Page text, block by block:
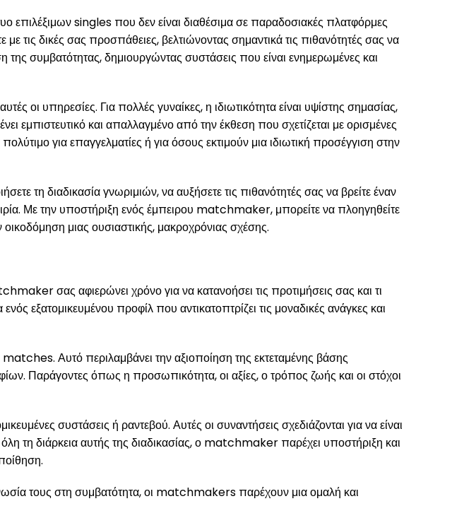
επιλέξιμων singles που δεν είναι διαθέσιμα σε παραδοσιακές πλατφόρμες
τις δικές σας προσπάθειες, βελτιώνοντας σημαντικά τις πιθανότητές σας να
συμβατότητας, δημιουργώντας συστάσεις που είναι ενημερωμένες και
οι υπηρεσίες. Για πολλές γυναίκες, η ιδιωτικότητα είναι υψίστης σημασίας,
εμπιστευτικό και απαλλαγμένο από την έκθεση που σχετίζεται με ορισμένες
για επαγγελματίες ή για όσους εκτιμούν μια ιδιωτική προσέγγιση στην
τη διαδικασία γνωριμιών, να αυξήσετε τις πιθανότητές σας να βρείτε έναν
Με την υποστήριξη ενός έμπειρου matchmaker, μπορείτε να πλοηγηθείτε
μιας ουσιαστικής, μακροχρόνιας σχέσης.
σας αφιερώνει χρόνο για να κατανοήσει τις προτιμήσεις σας και τι
εξατομικευμένου προφίλ που αντικατοπτρίζει τις μοναδικές ανάγκες και
Αυτό περιλαμβάνει την αξιοποίηση της εκτεταμένης βάσης
Παράγοντες όπως η προσωπικότητα, οι αξίες, ο τρόπος ζωής και οι στόχοι
συστάσεις ή ραντεβού. Αυτές οι συναντήσεις σχεδιάζονται για να είναι
τη διάρκεια αυτής της διαδικασίας, ο matchmaker παρέχει υποστήριξη και
τους στη συμβατότητα, οι matchmakers παρέχουν μια ομαλή και